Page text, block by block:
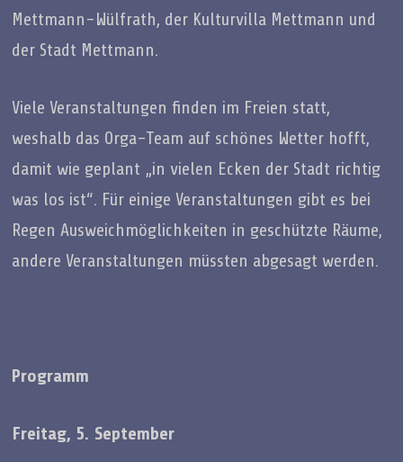
Mettmann-Wülfrath, der Kulturvilla Mettmann und
der Stadt Mettmann.
Viele Veranstaltungen finden im Freien statt,
weshalb das Orga-Team auf schönes Wetter hofft,
damit wie geplant „in vielen Ecken der Stadt richtig
was los ist“. Für einige Veranstaltungen gibt es bei
Regen Ausweichmöglichkeiten in geschützte Räume,
andere Veranstaltungen müssten abgesagt werden.
Programm
Freitag, 5. September